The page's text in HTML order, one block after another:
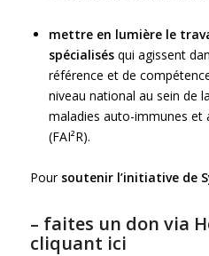
mettre en lumière le
spécialisésqui agissent
référence et de
niveau national au sein de
maladies auto-immunes
(FAI²R).
Poursoutenir l’initiative de
– faites un don via
cliquant ici